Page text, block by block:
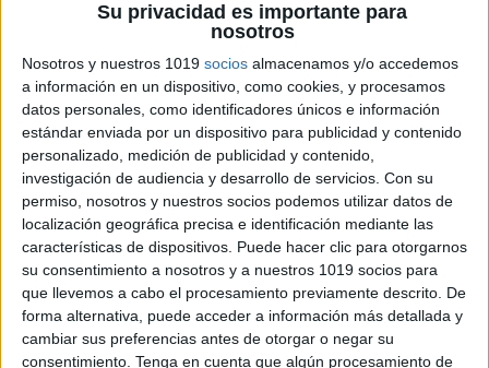
Su privacidad es importante para
nosotros
Nosotros y nuestros 1019 socios almacenamos y/o accedemos
a información en un dispositivo, como cookies, y procesamos
datos personales, como identificadores únicos e información
estándar enviada por un dispositivo para publicidad y contenido
personalizado, medición de publicidad y contenido,
investigación de audiencia y desarrollo de servicios. Con su
permiso, nosotros y nuestros socios podemos utilizar datos de
localización geográfica precisa e identificación mediante las
características de dispositivos. Puede hacer clic para otorgarnos
su consentimiento a nosotros y a nuestros 1019 socios para
que llevemos a cabo el procesamiento previamente descrito. De
forma alternativa, puede acceder a información más detallada y
cambiar sus preferencias antes de otorgar o negar su
consentimiento. Tenga en cuenta que algún procesamiento de
https://www.orientacionandujar.es/descargar/juego-
descripciones-quien-es-quien/
¿Qué incluye este material?
Tarjetas con diferentes personajes
ilustrados👧👦
Actividades para trabajar ladescripción
física